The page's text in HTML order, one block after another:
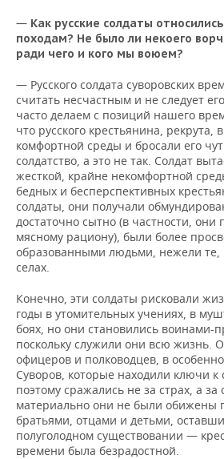
— Как русские солдаты
походам? Не было ли некоего
ради чего и кого мы воюем?
— Русского солдата суворовских
считать несчастным и не следует
часто делаем с позиций нашего
что русского крестьянина, рекрута,
комфортной среды и бросали его
солдатство, а это не так. Солдат
жесткой, крайне некомфортной
бедных и бесперспективных
солдаты, они получали
достаточно сытно (в частности,
мясному рациону), были более
образованными людьми, нежели те,
селах.
Конечно, эти солдаты рисковали
годы в утомительных учениях, в
боях, но они становились воинами-
поскольку служили они всю жизнь.
офицеров и полководцев, в
Суворов, которые находили ключи к
поэтому сражались не за страх, а за
материально они не были обижены
братьями, отцами и детьми,
полуголодном существовании —
времени была безрадостной.